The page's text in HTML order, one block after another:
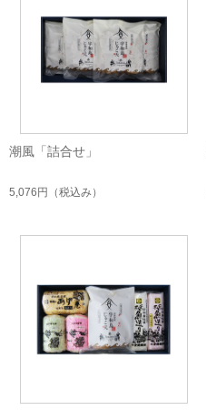
潮風「詰合せ」
5,076円 （税込み）